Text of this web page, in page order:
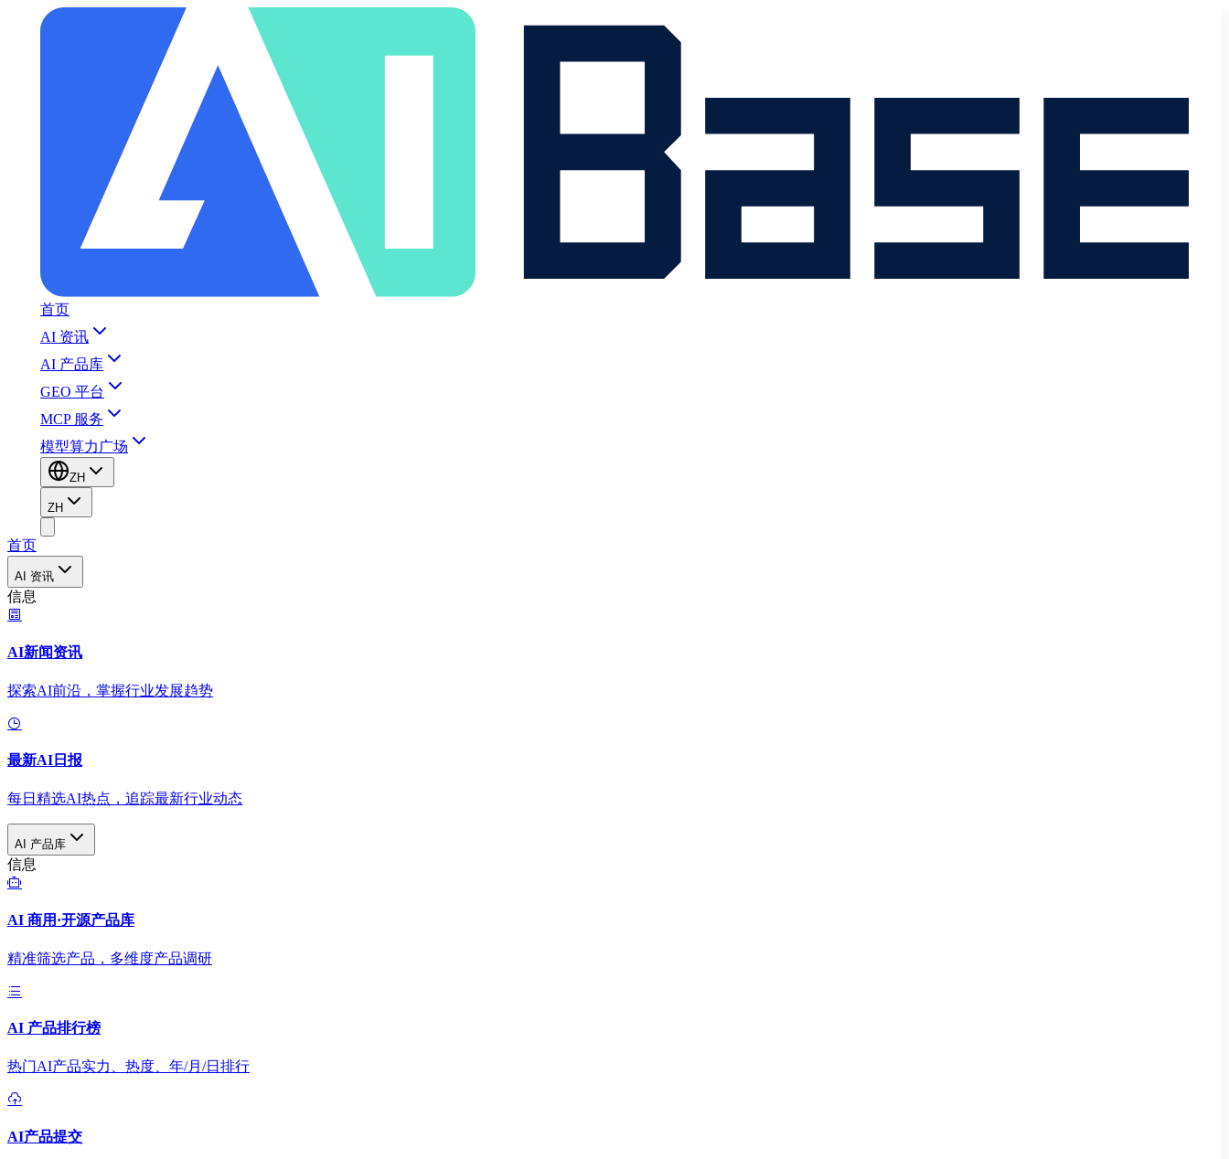
首页
AI 资讯
AI 产品库
GEO 平台
MCP 服务
模型算力广场
ZH
ZH
首页
AI 资讯
信息
AI新闻资讯
探索AI前沿，掌握行业发展趋势
最新AI日报
每日精选AI热点，追踪最新行业动态
AI 产品库
信息
AI 商用·开源产品库
精准筛选产品，多维度产品调研
AI 产品排行榜
热门AI产品实力、热度、年/月/日排行
AI产品提交